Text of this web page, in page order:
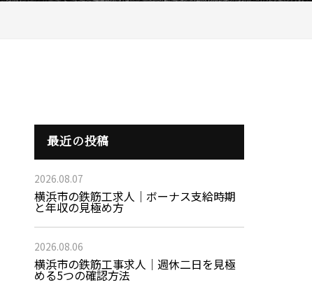
最近の投稿
2026.08.07
横浜市の鉄筋工求人｜ボーナス支給時期
と年収の見極め方
2026.08.06
横浜市の鉄筋工事求人｜週休二日を見極
める5つの確認方法